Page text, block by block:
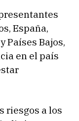
España,
Países Bajos,
en el país
riesgos a los